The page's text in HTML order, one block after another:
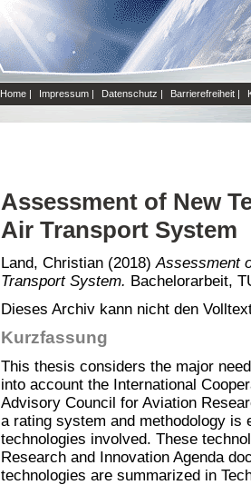
Home | Impressum | Datenschutz | Barrierefreiheit |
Assessment of New
Air Transport System
Land, Christian (2018) Assessment
Transport System. Bachelorarbeit,
Dieses Archiv kann nicht den
Kurzfassung
This thesis considers the major
into account the International
Advisory Council for Aviation
a rating system and methodology is
technologies involved. These
Research and Innovation Agenda
technologies are summarized in